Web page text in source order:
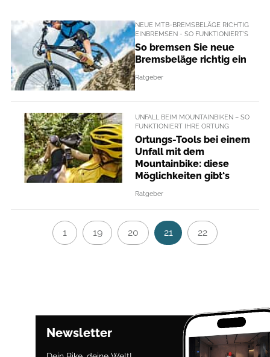
NEUE MTB-BREMSBELÄGE RICHTIG
EINBREMSEN - SO FUNKTIONIERT'S
So bremsen Sie neue
Bremsbeläge richtig ein
Ratgeber
UNFALL BEIM MOUNTAINBIKEN – SO
FUNKTIONIERT IHRE ORTUNG
Ortungs-Tools bei einem
Unfall mit dem
Mountainbike: diese
Möglichkeiten gibt‘s
Ratgeber
1 19 20 21 22
Newsletter